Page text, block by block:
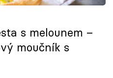
s melounem –
moučník s